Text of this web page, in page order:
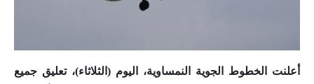
أعلنت الخطوط الجوية النمساوية، اليوم (الثلاثاء)، تعليق جميع